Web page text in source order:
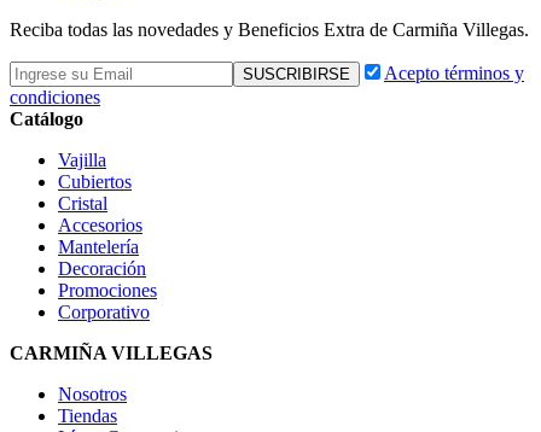
Reciba todas las novedades y Beneficios Extra de Carmiña Villegas.
Acepto términos y
condiciones
Catálogo
Vajilla
Cubiertos
Cristal
Accesorios
Mantelería
Decoración
Promociones
Corporativo
CARMIÑA VILLEGAS
Nosotros
Tiendas